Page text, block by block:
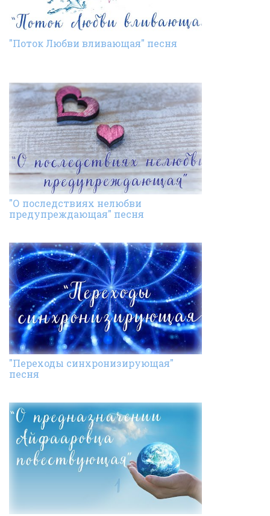
"Поток Любви вливающая" песня
"О последствиях нелюбви
предупреждающая" песня
"Переходы синхронизирующая"
песня